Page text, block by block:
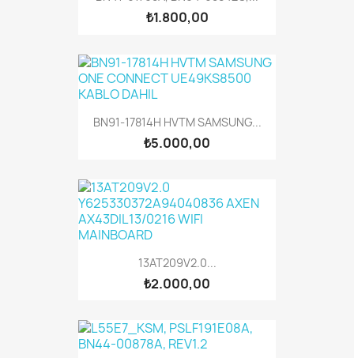
₺1.800,00
BN91-17814H HVTM SAMSUNG...
₺5.000,00
13AT209V2.0...
₺2.000,00